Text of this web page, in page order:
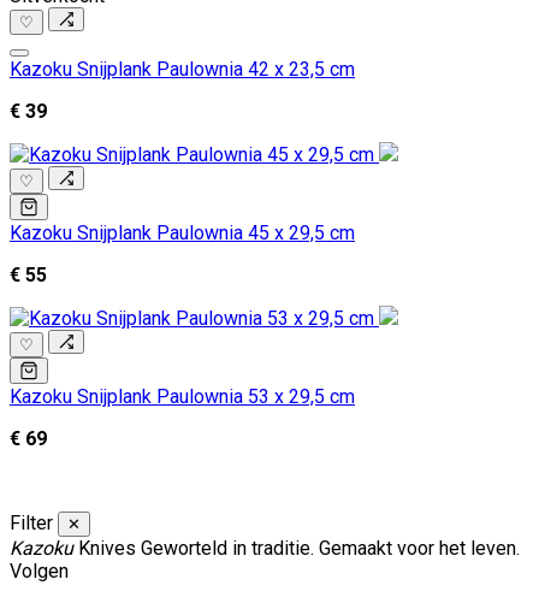
♡
Kazoku Snijplank Paulownia 42 x 23,5 cm
€ 39
♡
Kazoku Snijplank Paulownia 45 x 29,5 cm
€ 55
♡
Kazoku Snijplank Paulownia 53 x 29,5 cm
€ 69
Filter ✕
KazokuKnives Geworteld in traditie. Gemaakt voor het leven.
Volgen